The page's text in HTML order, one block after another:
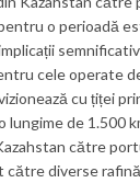
o perioadă
cele operate
cu țiței
lungime de 1.500
către
diverse